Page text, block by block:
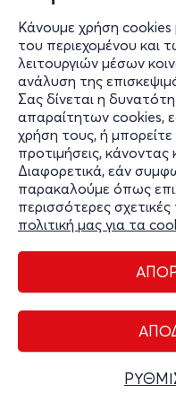
Κάνουμε χρήση cookies
του περιεχομένου και
λειτουργιών μέσων
ανάλυση της
Σας δίνεται η
απαραίτητων cookies,
χρήση τους, ή μπορείτε
προτιμήσεις, κάνοντας
Διαφορετικά, εάν
παρακαλούμε όπως
περισσότερες
πολιτική μας για τα
Ας Περιμένουν οι
Σινέ
Διαχείριση cookies
Όροι Χρήσης
Copyright © 2026 -